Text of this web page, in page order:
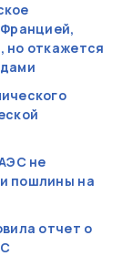
но откажется
не
пошлины на
отчет о